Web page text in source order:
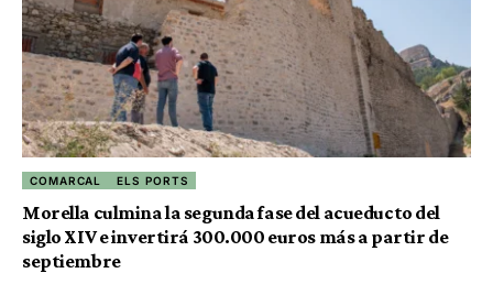
COMARCAL ELS PORTS
Morella culmina la segunda fase del acueducto del
siglo XIV e invertirá 300.000 euros más a partir de
septiembre